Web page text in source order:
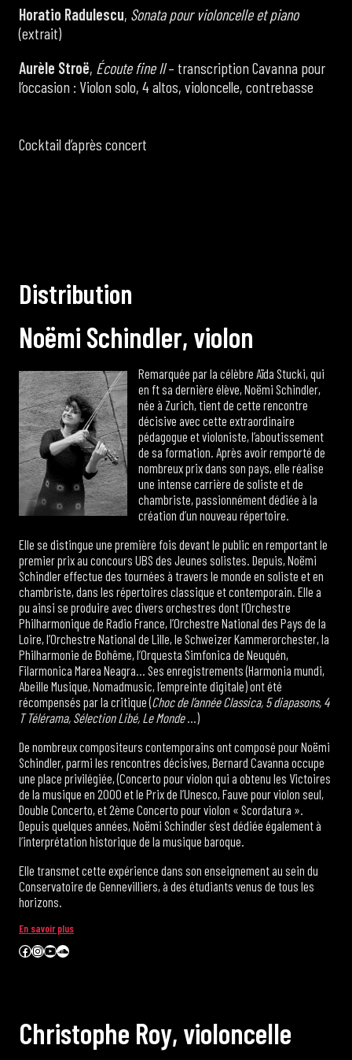
Horatio Radulescu, Sonata pour violoncelle et piano
(extrait)
Aurèle Stroë, Écoute fine II– transcription Cavanna pour
l’occasion : Violon solo, 4 altos, violoncelle, contrebasse
Cocktail d’après concert
Distribution
Noëmi Schindler, violon
Remarquée par la célèbre Aïda Stucki, qui
en ft sa dernière élève, Noëmi Schindler,
née à Zurich, tient de cette rencontre
décisive avec cette extraordinaire
pédagogue et violoniste, l’aboutissement
de sa formation. Après avoir remporté de
nombreux prix dans son pays, elle réalise
une intense carrière de soliste et de
chambriste, passionnément dédiée à la
création d’un nouveau répertoire.
Elle se distingue une première fois devant le public en remportant le
premier prix au concours UBS des Jeunes solistes. Depuis, Noëmi
Schindler effectue des tournées à travers le monde en soliste et en
chambriste, dans les répertoires classique et contemporain. Elle a
pu ainsi se produire avec divers orchestres dont l’Orchestre
Philharmonique de Radio France, l’Orchestre National des Pays de la
Loire, l’Orchestre National de Lille, le Schweizer Kammerorchester, la
Philharmonie de Bohême, l’Orquesta Simfonica de Neuquén,
Filarmonica Marea Neagra… Ses enregistrements (Harmonia mundi,
Abeille Musique, Nomadmusic, l’empreinte digitale) ont été
récompensés par la critique (Choc de l’année Classica, 5 diapasons, 4
T Télérama, Sélection Libé, Le Monde…)
De nombreux compositeurs contemporains ont composé pour Noëmi
Schindler, parmi les rencontres décisives, Bernard Cavanna occupe
une place privilégiée, (Concerto pour violon qui a obtenu les Victoires
de la musique en 2000 et le Prix de l’Unesco, Fauve pour violon seul,
Double Concerto, et 2ème Concerto pour violon « Scordatura ».
Depuis quelques années, Noëmi Schindler s’est dédiée également à
l’interprétation historique de la musique baroque.
Elle transmet cette expérience dans son enseignement au sein du
Conservatoire de Gennevilliers, à des étudiants venus de tous les
horizons.
En savoir plus
Facebook
Instagram
YouTube
SoundCloud
Christophe Roy, violoncelle